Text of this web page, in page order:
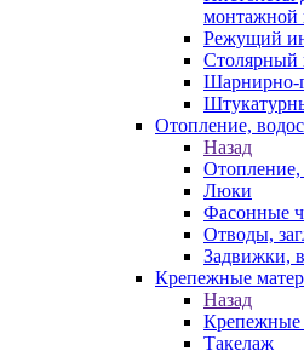
монтажной
Режущий
Столярный
Шарнирно-
Отопление,
Назад
Отопление,
Люки
Фасонные
Отводы,
Задвижки,
Крепежные
Назад
Крепежные
Такелаж